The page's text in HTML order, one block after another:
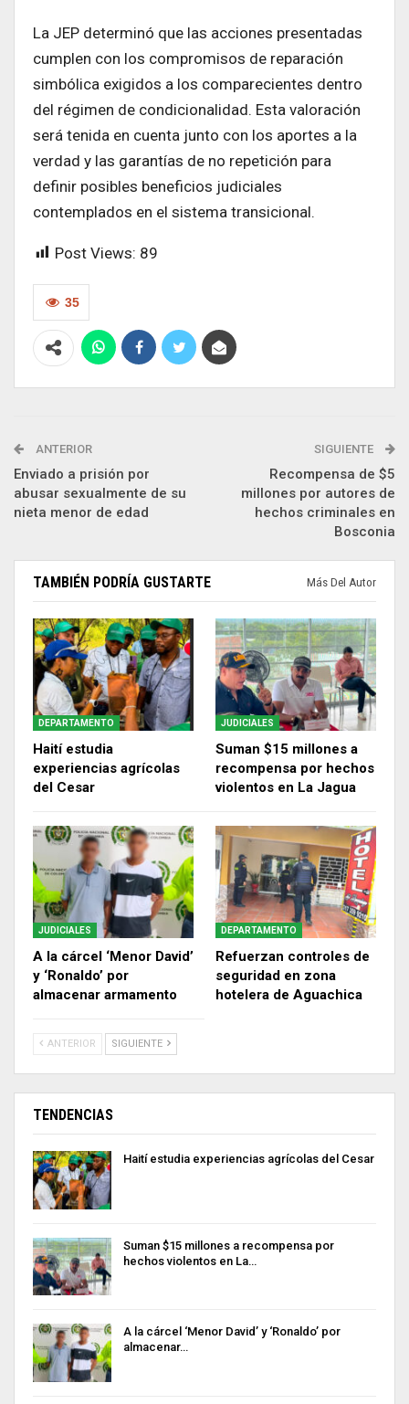
La JEP determinó que las acciones presentadas
cumplen con los compromisos de reparación
simbólica exigidos a los comparecientes dentro
del régimen de condicionalidad. Esta valoración
será tenida en cuenta junto con los aportes a la
verdad y las garantías de no repetición para
definir posibles beneficios judiciales
contemplados en el sistema transicional.
Post Views: 89
35
ANTERIOR
Enviado a prisión por
abusar sexualmente de su
nieta menor de edad
SIGUIENTE
Recompensa de $5
millones por autores de
hechos criminales en
Bosconia
TAMBIÉN PODRÍA GUSTARTE Más Del Autor
DEPARTAMENTO
Haití estudia
experiencias agrícolas
del Cesar
JUDICIALES
Suman $15 millones a
recompensa por hechos
violentos en La Jagua
JUDICIALES
A la cárcel ‘Menor David’
y ‘Ronaldo’ por
almacenar armamento
DEPARTAMENTO
Refuerzan controles de
seguridad en zona
hotelera de Aguachica
ANTERIOR SIGUIENTE
TENDENCIAS
Haití estudia experiencias agrícolas del Cesar
Suman $15 millones a recompensa por
hechos violentos en La…
A la cárcel ‘Menor David’ y ‘Ronaldo’ por
almacenar…